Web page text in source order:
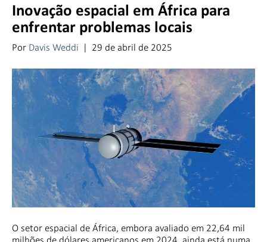
Inovação espacial em África para
enfrentar problemas locais
Por Davis Weddi | 29 de abril de 2025
O setor espacial de África, embora avaliado em 22,64 mil